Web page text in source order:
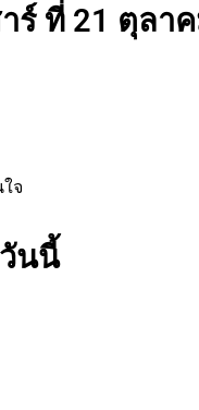
ร์ ที่ 21 ตุล
จ
นนี้